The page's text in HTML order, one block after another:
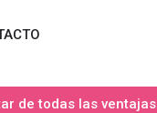
de todas las ventajas